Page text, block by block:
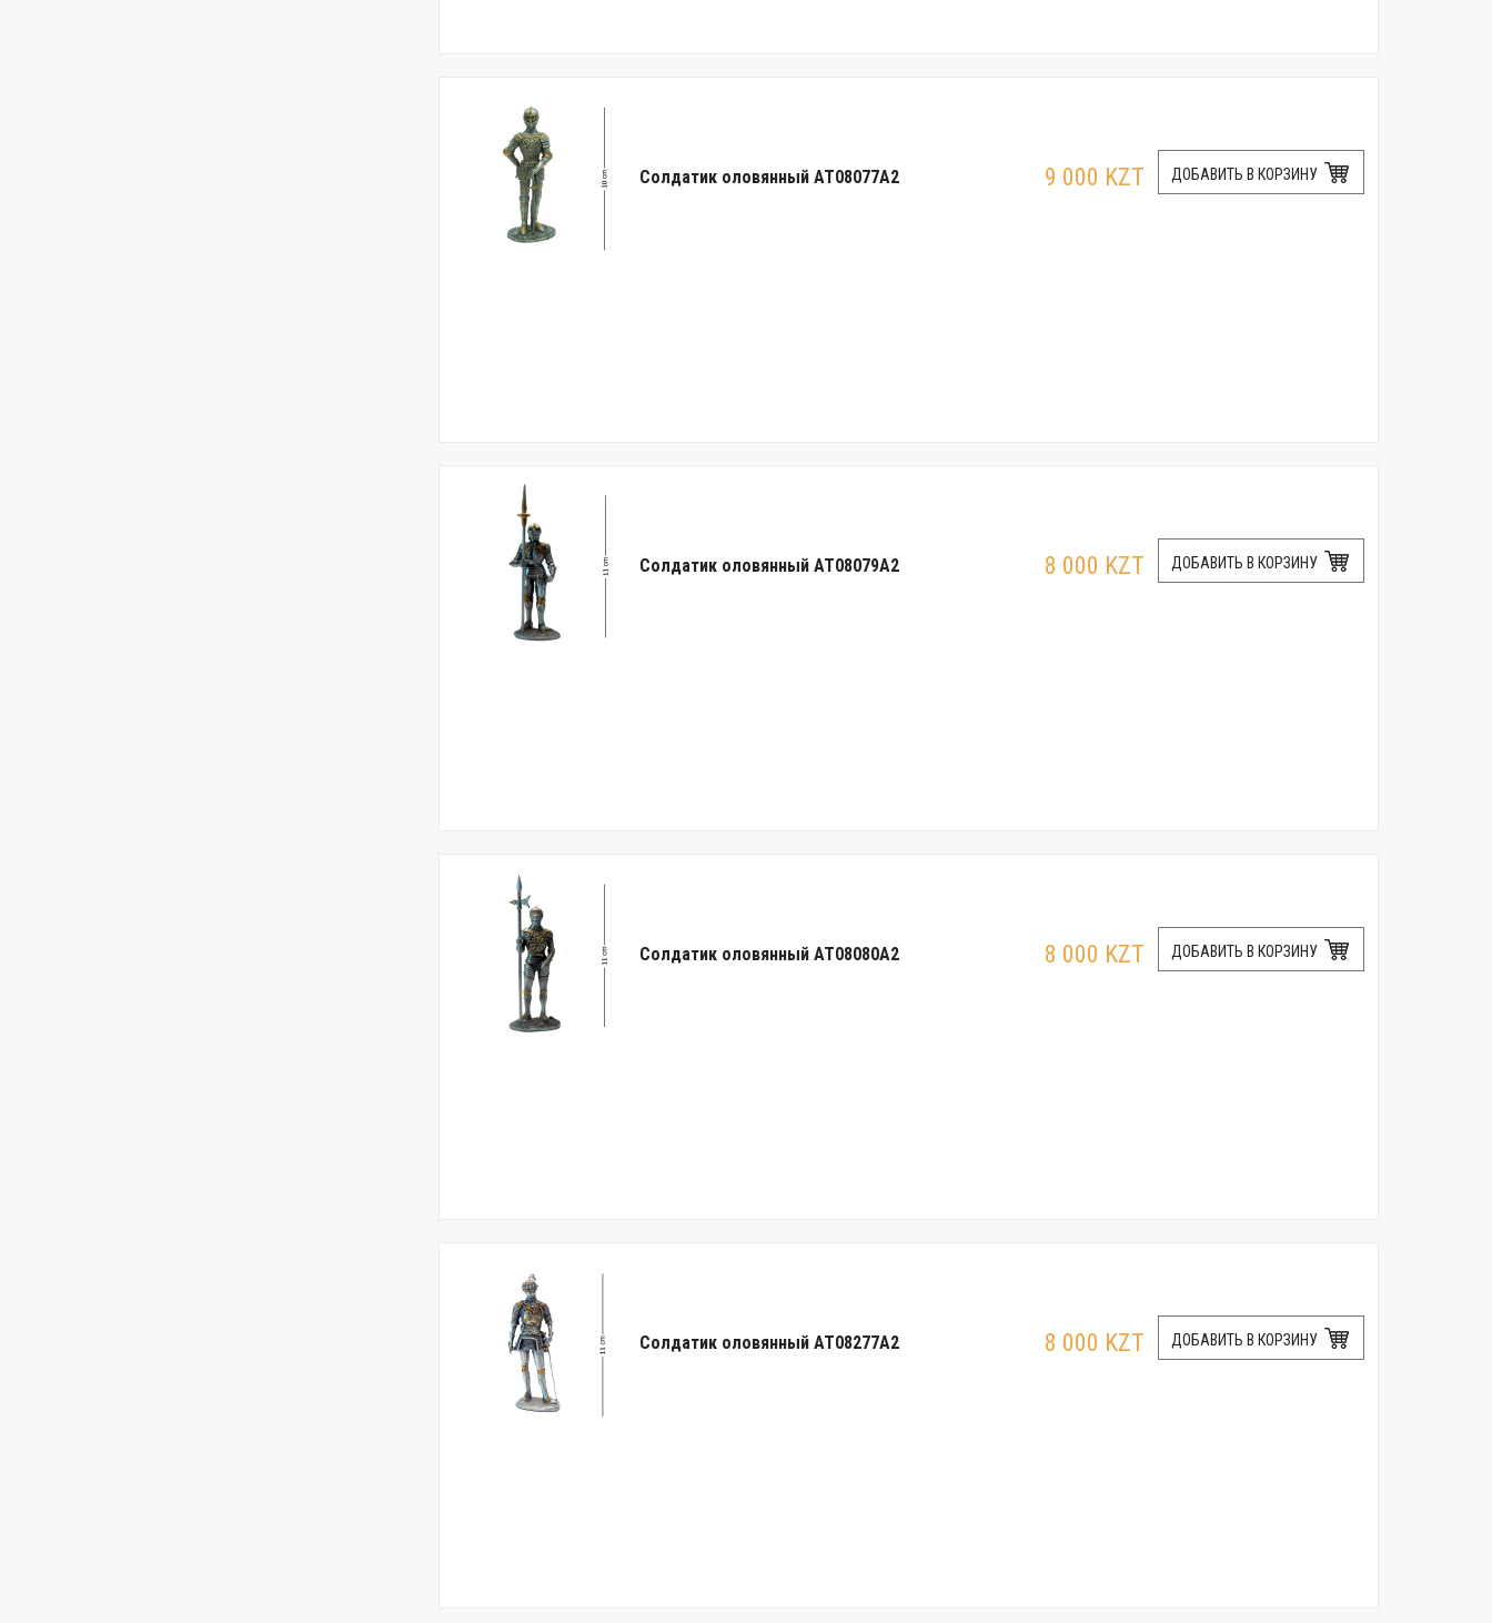
Солдатик оловянный AT08077A2 9 000 KZT ДОБАВИТЬ В КОРЗИНУ
Солдатик оловянный AT08079A2 8 000 KZT ДОБАВИТЬ В КОРЗИНУ
Солдатик оловянный AT08080A2 8 000 KZT ДОБАВИТЬ В КОРЗИНУ
Солдатик оловянный AT08277A2 8 000 KZT ДОБАВИТЬ В КОРЗИНУ